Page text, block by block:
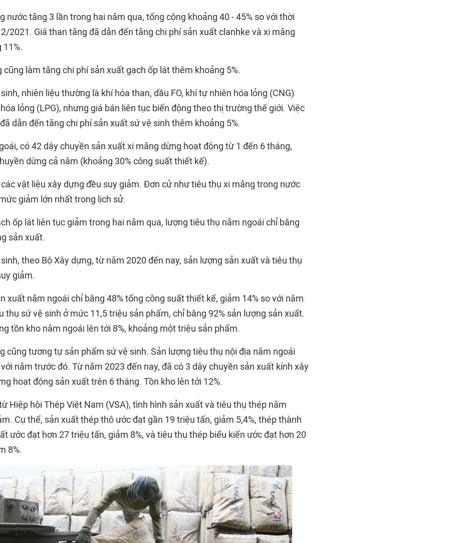
nước tăng 3 lần trong hai năm qua, tổng cộng khoảng 40 - 45% so với thời
2021. Giá than tăng đã dẫn đến tăng chi phí sản xuất clanhke và xi măng
cũng làm tăng chi phí sản xuất gạch ốp lát thêm khoảng 5%.
nhiên liệu thường là khí hóa than, dầu FO, khí tự nhiên hóa lỏng (CNG)
lỏng (LPG), nhưng giá bán liên tục biến động theo thị trường thế giới. Việc
dẫn đến tăng chi phí sản xuất sứ vệ sinh thêm khoảng 5%.
có 42 dây chuyền sản xuất xi măng dừng hoạt động từ 1 đến 6 tháng,
dừng cả năm (khoảng 30% công suất thiết kế).
vật liệu xây dựng đều suy giảm. Đơn cử như tiêu thụ xi măng trong nước
giảm lớn nhất trong lịch sử.
ốp lát liên tục giảm trong hai năm qua, lượng tiêu thụ năm ngoái chỉ bằng
sản xuất.
theo Bộ Xây dựng, từ năm 2020 đến nay, sản lượng sản xuất và tiêu thụ
giảm.
xuất năm ngoái chỉ bằng 48% tổng công suất thiết kế, giảm 14% so với năm
thụ sứ vệ sinh ở mức 11,5 triệu sản phẩm, chỉ bằng 92% sản lượng sản xuất.
tồn kho năm ngoái lên tới 8%, khoảng một triệu sản phẩm.
cũng tương tự sản phẩm sứ vệ sinh. Sản lượng tiêu thụ nội địa năm ngoái
năm trước đó. Từ năm 2023 đến nay, đã có 3 dây chuyền sản xuất kính xây
hoạt động sản xuất trên 6 tháng. Tồn kho lên tới 12%.
Hiệp hội Thép Việt Nam (VSA), tình hình sản xuất và tiêu thụ thép năm
Cụ thể, sản xuất thép thô ước đạt gần 19 triệu tấn, giảm 5,4%, thép thành
ước đạt hơn 27 triệu tấn, giảm 8%, và tiêu thụ thép biểu kiến ước đạt hơn 20
8%.